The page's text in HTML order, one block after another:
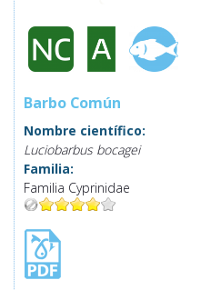
Barbo Común
Nombre científico:
Luciobarbus bocagei
Familia:
Familia Cyprinidae